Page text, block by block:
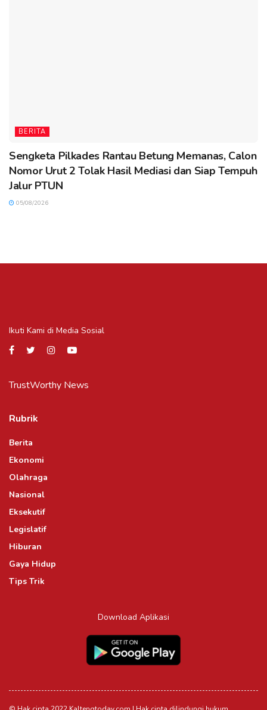
BERITA
Sengketa Pilkades Rantau Betung Memanas, Calon
Nomor Urut 2 Tolak Hasil Mediasi dan Siap Tempuh
Jalur PTUN
05/08/2026
Ikuti Kami di Media Sosial
TrustWorthy News
Rubrik
Berita
Ekonomi
Olahraga
Nasional
Eksekutif
Legislatif
Hiburan
Gaya Hidup
Tips Trik
Download Aplikasi